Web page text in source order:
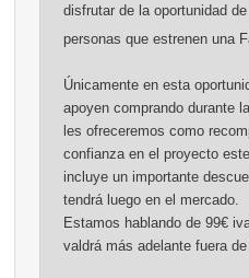
disfrutar de la oportunidad
personas que estrenen una
Únicamente en esta
apoyen comprando durante
les ofreceremos como
confianza en el proyecto
incluye un importante
tendrá luego en el mercado.
Estamos hablando de 99€
valdrá más adelante fuera de